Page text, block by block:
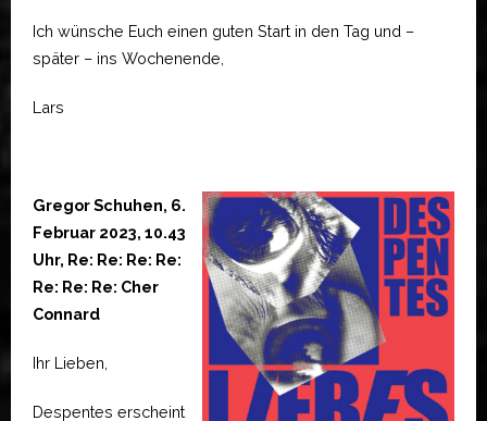
Ich wünsche Euch einen guten Start in den Tag und –
später – ins Wochenende,
Lars
Gregor Schuhen, 6.
Februar 2023, 10.43
Uhr, Re: Re: Re: Re:
Re: Re: Re: Cher
Connard
Ihr Lieben,
Despentes erscheint